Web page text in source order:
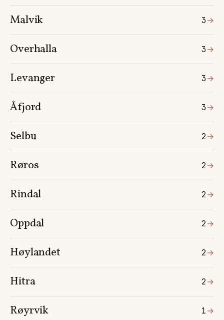
Malvik 3→
Overhalla 3→
Levanger 3→
Åfjord 3→
Selbu 2→
Røros 2→
Rindal 2→
Oppdal 2→
Høylandet 2→
Hitra 2→
Røyrvik 1→